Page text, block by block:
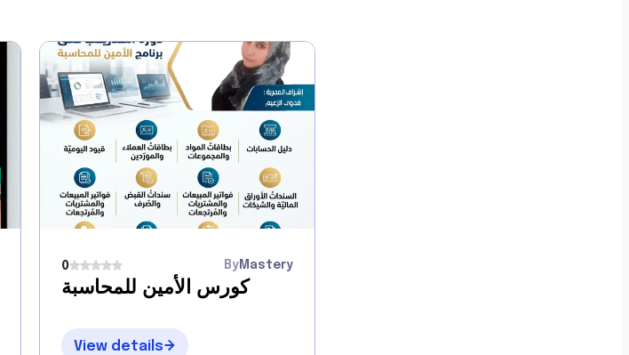
0 By Mastery
كورس الأمين للمحاسبة
View details